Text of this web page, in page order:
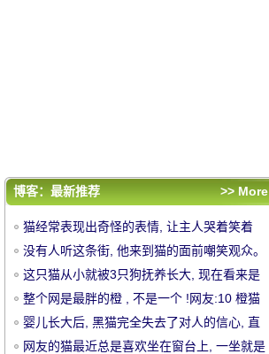
中
是真正的流批..。
评论排行
这样。
整个网是最胖的橙 , 不是一个 !网友:10 橙猫
九脂肪, 有一个特别胖
婴儿长大后, 黑猫完全失去了对人的信心, 直
到..。
网友的猫最近总是喜欢坐在窗台上, 一坐就是
博客：最新推荐 >> More
猫经常表现出奇怪的表情, 让主人哭着笑着
没有人听这条街, 他来到猫的面前嘲笑观众。
这只猫从小就被3只狗抚养长大, 现在看来是
这样。
整个网是最胖的橙 , 不是一个 !网友:10 橙猫
九脂肪, 有一个特别胖
婴儿长大后, 黑猫完全失去了对人的信心, 直
到..。
网友的猫最近总是喜欢坐在窗台上, 一坐就是